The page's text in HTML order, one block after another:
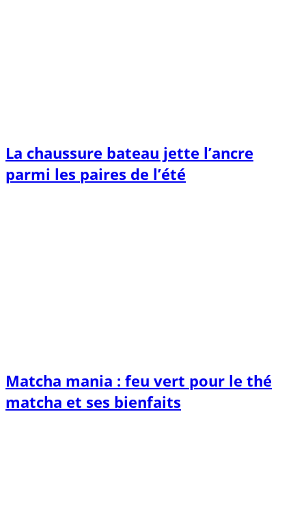
La chaussure bateau jette l’ancre
parmi les paires de l’été
Matcha mania : feu vert pour le thé
matcha et ses bienfaits